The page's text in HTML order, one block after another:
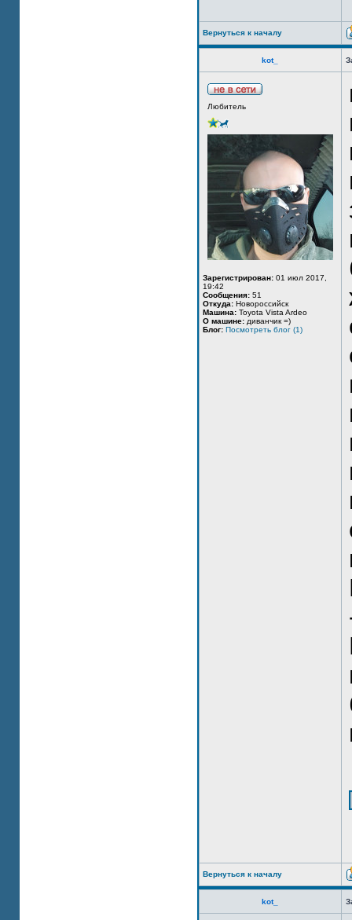
Вернуться к началу
kot_
Любитель
Зарегистрирован: 01 июл 2017,
19:42
Сообщения: 51
Откуда: Новороссийск
Машина: Toyota Vista Ardeo
О машине: диванчик =)
Блог: Посмотреть блог (1)
Вернуться к началу
kot_